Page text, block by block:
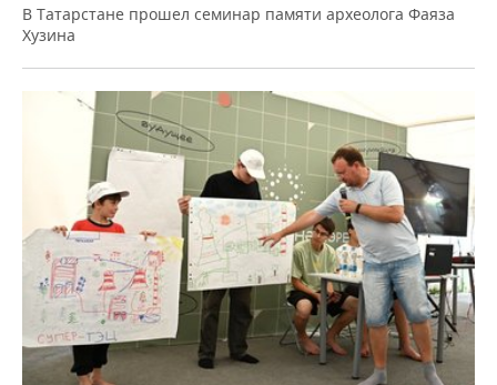
В Татарстане прошел семинар памяти археолога Фаяза
Хузина